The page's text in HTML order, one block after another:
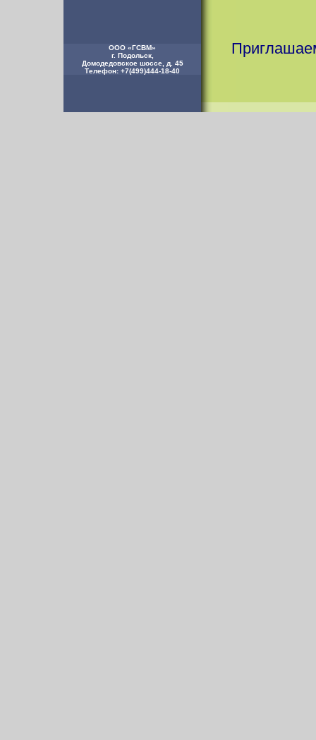
ООО «ГСВМ»
г. Подольск,
Домодедовское шоссе, д. 45
Телефон: +7(499)444-18-40